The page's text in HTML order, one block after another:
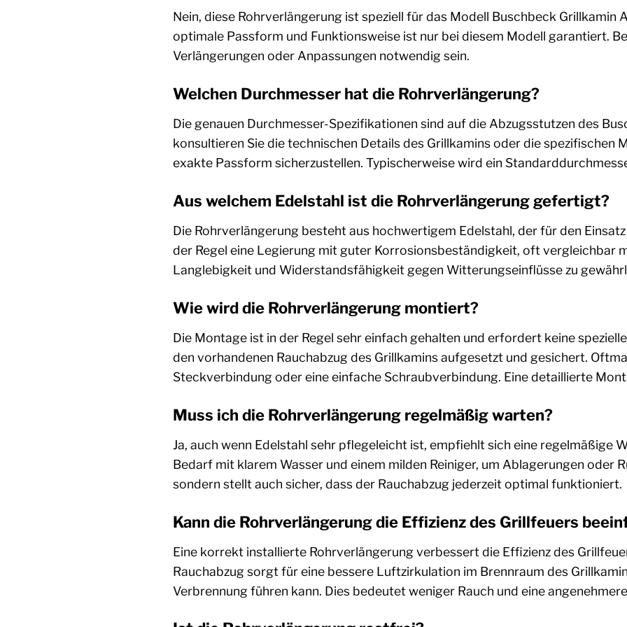
Nein, diese Rohrverlängerung ist speziell für das Modell Buschbeck
optimale Passform und Funktionsweise ist nur bei diesem Modell garantiert.
Verlängerungen oder Anpassungen notwendig sein.
Welchen Durchmesser hat die Rohrverlängerung?
Die genauen Durchmesser-Spezifikationen sind auf die Abzugsstutzen des
konsultieren Sie die technischen Details des Grillkamins oder die
exakte Passform sicherzustellen. Typischerweise wird ein
Aus welchem Edelstahl ist die Rohrverlängerung gefertigt?
Die Rohrverlängerung besteht aus hochwertigem Edelstahl, der für den
der Regel eine Legierung mit guter Korrosionsbeständigkeit, oft vergleichbar
Langlebigkeit und Widerstandsfähigkeit gegen Witterungseinflüsse zu
Wie wird die Rohrverlängerung montiert?
Die Montage ist in der Regel sehr einfach gehalten und erfordert keine
den vorhandenen Rauchabzug des Grillkamins aufgesetzt und gesichert.
Steckverbindung oder eine einfache Schraubverbindung. Eine detaillierte
Muss ich die Rohrverlängerung regelmäßig warten?
Ja, auch wenn Edelstahl sehr pflegeleicht ist, empfiehlt sich eine regelmäßige
Bedarf mit klarem Wasser und einem milden Reiniger, um Ablagerungen oder
sondern stellt auch sicher, dass der Rauchabzug jederzeit optimal funktioniert.
Kann die Rohrverlängerung die Effizienz des Grillfeuers
Eine korrekt installierte Rohrverlängerung verbessert die Effizienz des
Rauchabzug sorgt für eine bessere Luftzirkulation im Brennraum des
Verbrennung führen kann. Dies bedeutet weniger Rauch und eine